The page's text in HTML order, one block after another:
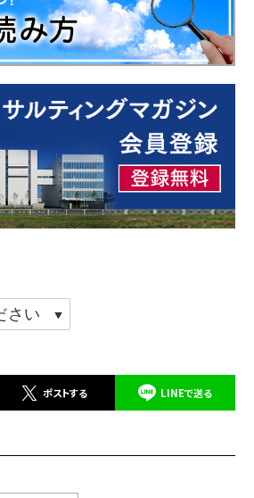
ポストする LINEで送る